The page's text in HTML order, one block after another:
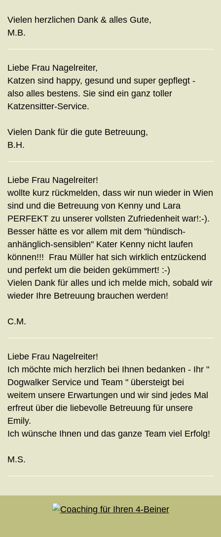
Vielen herzlichen Dank & alles Gute,
M.B.
Liebe Frau Nagelreiter,
Katzen sind happy, gesund und super gepflegt -
also alles bestens. Sie sind ein ganz toller
Katzensitter-Service.
Vielen Dank für die gute Betreuung,
B.H.
Liebe Frau Nagelreiter!
wollte kurz rückmelden, dass wir nun wieder in Wien
sind und die Betreuung von Kenny und Lara
PERFEKT zu unserer vollsten Zufriedenheit war!:-).
Besser hätte es vor allem mit dem "hündisch-
anhänglich-sensiblen" Kater Kenny nicht laufen
können!!! Frau Müller hat sich wirklich entzückend
und perfekt um die beiden gekümmert! :-)
Vielen Dank für alles und ich melde mich, sobald wir
wieder Ihre Betreuung brauchen werden!
C.M.
Liebe Frau Nagelreiter!
Ich möchte mich herzlich bei Ihnen bedanken - Ihr "
Dogwalker Service und Team " übersteigt bei
weitem unsere Erwartungen und wir sind jedes Mal
erfreut über die liebevolle Betreuung für unsere
Emily.
Ich wünsche Ihnen und das ganze Team viel Erfolg!
M.S.